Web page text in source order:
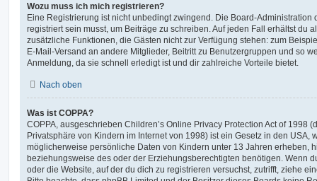
Wozu muss ich mich registrieren?
Eine Registrierung ist nicht unbedingt zwingend. Die Board-Administration
registriert sein musst, um Beiträge zu schreiben. Auf jeden Fall erhältst du
zusätzliche Funktionen, die Gästen nicht zur Verfügung stehen: zum
E-Mail-Versand an andere Mitglieder, Beitritt zu Benutzergruppen und so
Anmeldung, da sie schnell erledigt ist und dir zahlreiche Vorteile bietet.
Nach oben
Was ist COPPA?
COPPA, ausgeschrieben Children’s Online Privacy Protection Act of 1998
Privatsphäre von Kindern im Internet von 1998) ist ein Gesetz in den USA,
möglicherweise persönliche Daten von Kindern unter 13 Jahren erheben,
beziehungsweise des oder der Erziehungsberechtigten benötigen. Wenn
oder die Website, auf der du dich zu registrieren versuchst, zutrifft, ziehe